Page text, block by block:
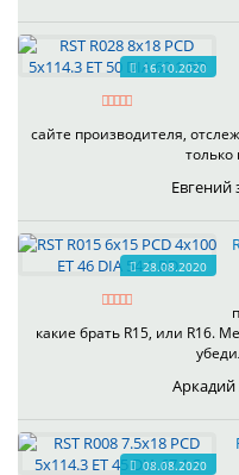
16.10.2020
сайте производителя,
только
Евгений
28.08.2020
какие брать R15, или R16.
Аркадий
08.08.2020